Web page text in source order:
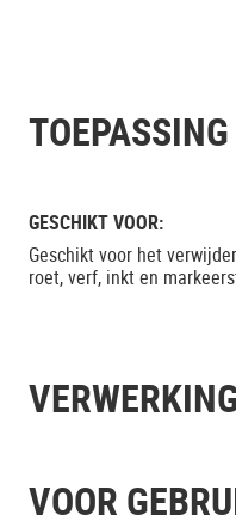
TOEPASSING
GESCHIKT VOOR:
Geschikt voor het
roet, verf, inkt en
VOOR